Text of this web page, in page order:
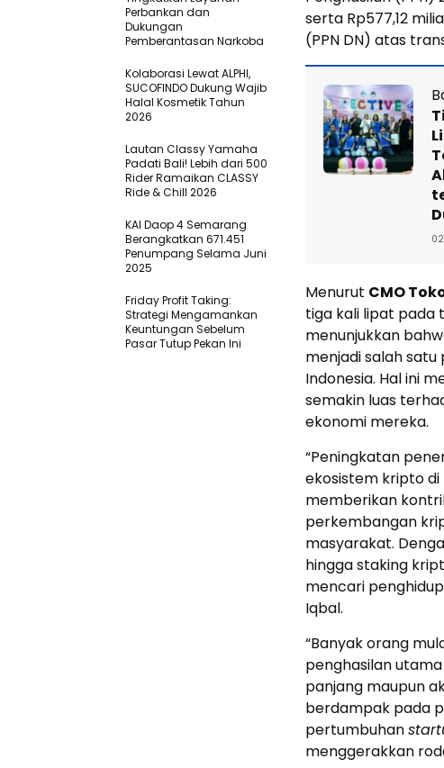
serta Rp577,12
(PPN DN) atas
Menurut CMO
tiga kali lipat pada
menunjukkan
menjadi salah
Indonesia. Hal ini
semakin luas
ekonomi mereka.
“Peningkatan
ekosistem kripto di
memberikan
perkembangan
masyarakat.
hingga staking
mencari
Iqbal.
“Banyak orang
penghasilan
panjang maupun
berdampak pada
pertumbuhan
menggerakkan
Perbankan dan
Dukungan
Pemberantasan Narkoba
Kolaborasi Lewat ALPHI,
SUCOFINDO Dukung Wajib
Halal Kosmetik Tahun
2026
Lautan Classy Yamaha
Padati Bali! Lebih dari 500
Rider Ramaikan CLASSY
Ride & Chill 2026
KAI Daop 4 Semarang
Berangkatkan 671.451
Penumpang Selama Juni
2025
Friday Profit Taking:
Strategi Mengamankan
Keuntungan Sebelum
Pasar Tutup Pekan Ini